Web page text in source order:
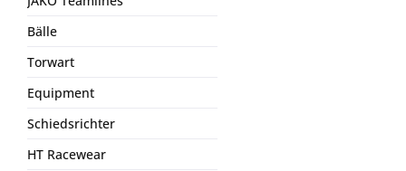
Bälle
Torwart
Equipment
Schiedsrichter
HT Racewear